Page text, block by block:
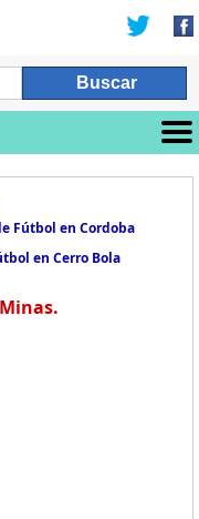
Fútbol en Cordoba
en Cerro Bola